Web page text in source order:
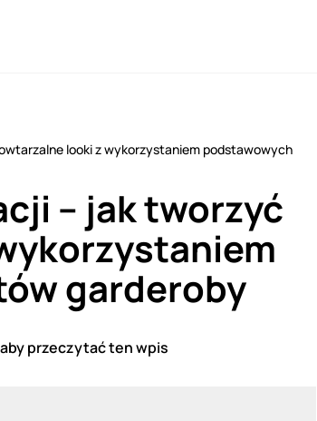
looki z wykorzystaniem podstawowych
– jak tworzyć
garderoby
przeczytać ten wpis